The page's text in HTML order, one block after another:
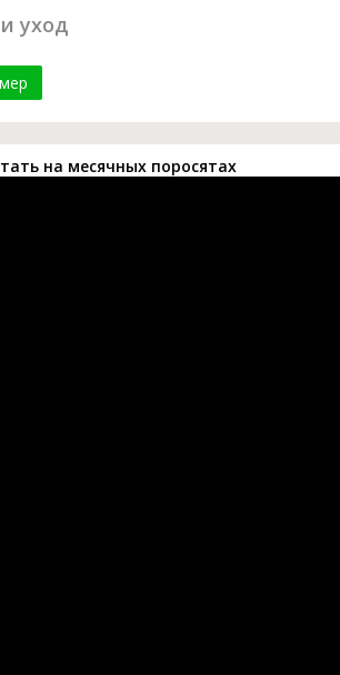
уход
на месячных поросятах